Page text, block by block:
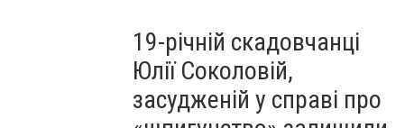
19-річній скадовчанці
Юлії Соколовій,
засудженій у справі про